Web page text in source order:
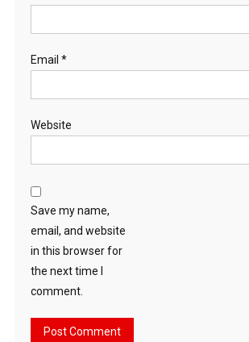
Email *
Website
Save my name,
email, and website
in this browser for
the next time I
comment.